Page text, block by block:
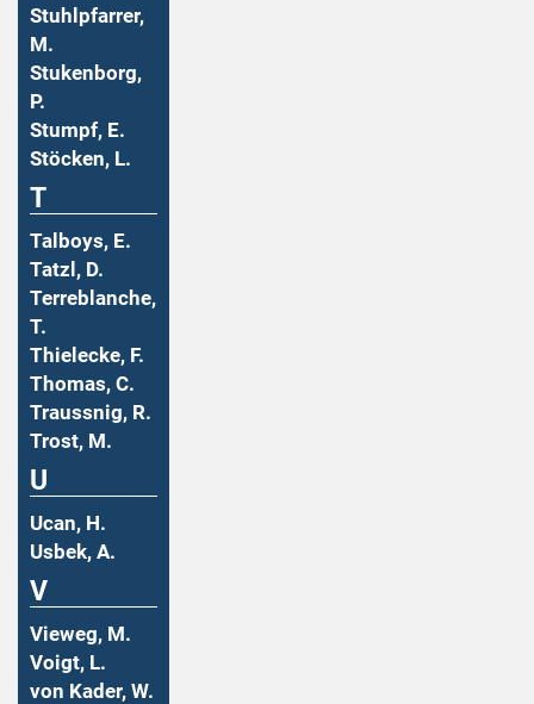
Stuhlpfarrer,
M.
Stukenborg,
P.
Stumpf, E.
Stöcken, L.
T
Talboys, E.
Tatzl, D.
Terreblanche,
T.
Thielecke, F.
Thomas, C.
Traussnig, R.
Trost, M.
U
Ucan, H.
Usbek, A.
V
Vieweg, M.
Voigt, L.
von Kader, W.